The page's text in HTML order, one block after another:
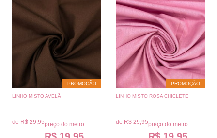
PROMOÇÃO
LINHO MISTO AVELÃ
de R$ 29,95preço do metro:
R$ 19,95
PROMOÇÃO
LINHO MISTO ROSA CHICLETE
de R$ 29,95preço do metro:
R$ 19,95